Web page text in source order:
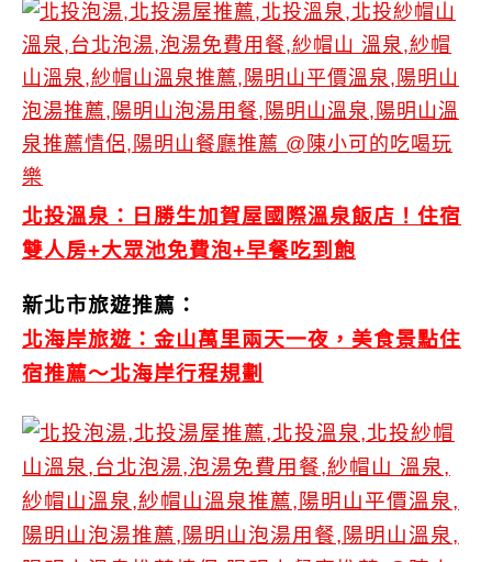
北投溫泉：日勝生加賀屋國際溫泉飯店！住宿
雙人房+大眾池免費泡+早餐吃到飽
新北市旅遊推薦：
北海岸旅遊：金山萬里兩天一夜，美食景點住
宿推薦～北海岸行程規劃